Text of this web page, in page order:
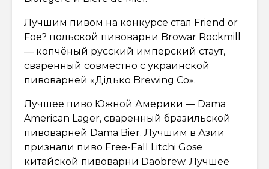
Лучшим пивом на конкурсе стал Friend or
Foe? польской пивоварни Browar Rockmill
— копчёный русский имперский стаут,
сваренный совместно с украинской
пивоварней «Дідько Brewing Co».
Лучшее пиво Южной Америки — Dama
American Lager, сваренный бразильской
пивоварней Dama Bier. Лучшим в Азии
признали пиво Free-Fall Litchi Gose
китайской пивоварни Daobrew. Лучшее